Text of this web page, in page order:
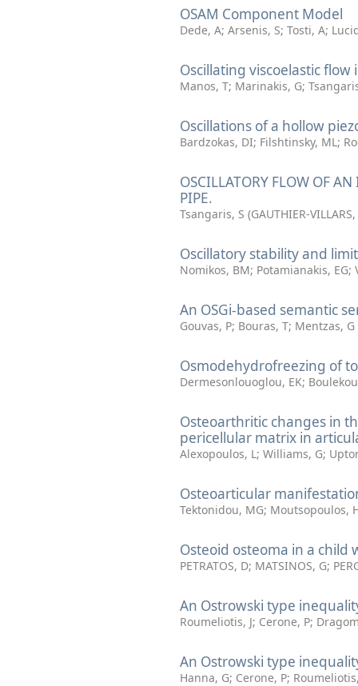
OSAM Component Model
Dede, A; Arsenis, S; Tosti, A;
Oscillating viscoelastic
Manos, T; Marinakis, G;
Oscillations of a hollow
Bardzokas, DI; Filshtinsky, ML;
OSCILLATORY FLOW OF
PIPE.
Tsangaris, S (GAUTHIER-VILLARS,
Oscillatory stability and
Nomikos, BM; Potamianakis, EG;
An OSGi-based semantic
Gouvas, P; Bouras, T; Mentzas, G
Osmodehydrofreezing of
Dermesonlouoglou, EK;
Osteoarthritic changes in
pericellular matrix in
Alexopoulos, L; Williams, G;
Osteoarticular
Tektonidou, MG; Moutsopoulos,
Osteoid osteoma in a child
PETRATOS, D; MATSINOS, G;
An Ostrowski type
Roumeliotis, J; Cerone, P;
An Ostrowski type
Hanna, G; Cerone, P;